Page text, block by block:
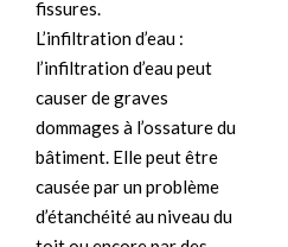
fissures.
L’infiltration d’eau :
l’infiltration d’eau peut
causer de graves
dommages à l’ossature du
bâtiment. Elle peut être
causée par un problème
d’étanchéité au niveau du